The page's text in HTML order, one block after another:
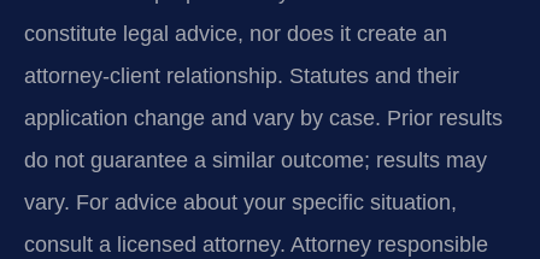
constitute legal advice, nor does it create an
attorney-client relationship. Statutes and their
application change and vary by case. Prior results
do not guarantee a similar outcome; results may
vary. For advice about your specific situation,
consult a licensed attorney. Attorney responsible